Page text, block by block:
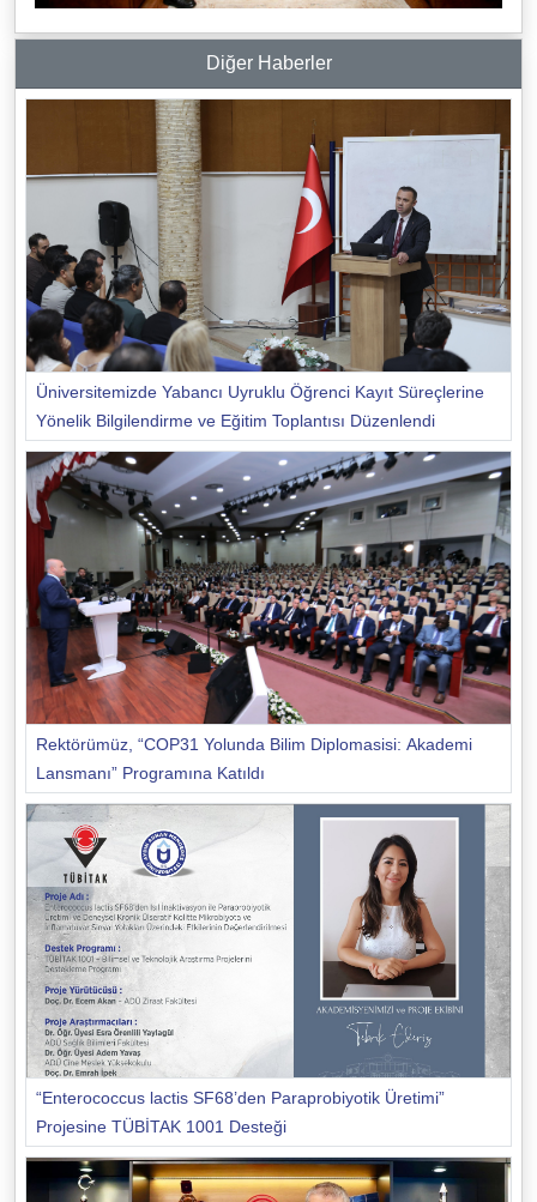
Diğer Haberler
Üniversitemizde Yabancı Uyruklu Öğrenci Kayıt Süreçlerine
Yönelik Bilgilendirme ve Eğitim Toplantısı Düzenlendi
Rektörümüz, “COP31 Yolunda Bilim Diplomasisi: Akademi
Lansmanı” Programına Katıldı
“Enterococcus lactis SF68’den Paraprobiyotik Üretimi”
Projesine TÜBİTAK 1001 Desteği